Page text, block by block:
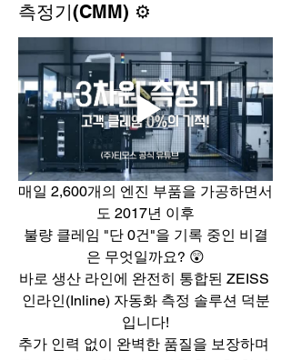
측정기(CMM) ⚙️
매일 2,600개의 엔진 부품을 가공하면서
도 2017년 이후
불량 클레임 "단 0건"을 기록 중인 비결
은 무엇일까요? 😲
바로 생산 라인에 완전히 통합된 ZEISS
인라인(Inline) 자동화 측정 솔루션 덕분
입니다!
추가 인력 없이 완벽한 품질을 보장하며